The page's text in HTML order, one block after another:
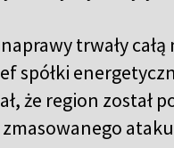
trwały
spółki
że region został